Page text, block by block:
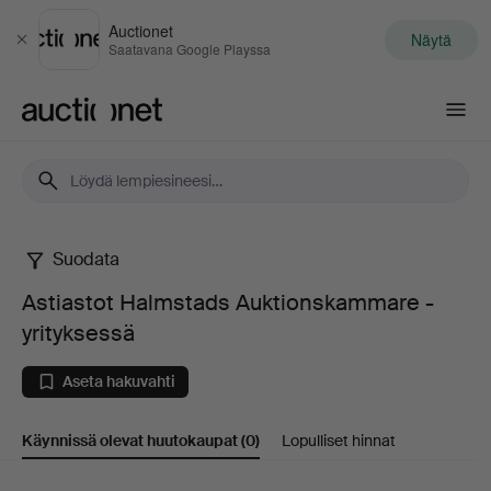
Sulje
Auctionet
Saatavana Google Playssa Näytä
Astiastot
Halmstads
Auktionskammare
Suodata
Astiastot Halmstads Auktionskammare -
yrityksessä
Aseta hakuvahti
Käynnissä olevat huutokaupat(0) Lopulliset hinnat